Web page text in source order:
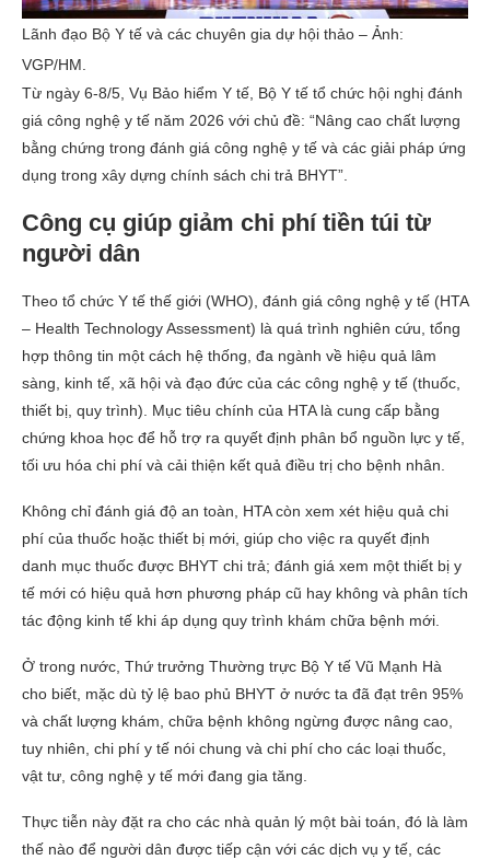
Lãnh đạo Bộ Y tế và các chuyên gia dự hội thảo – Ảnh:
VGP/HM.
Từ ngày 6-8/5, Vụ Bảo hiểm Y tế, Bộ Y tế tổ chức hội nghị đánh
giá công nghệ y tế năm 2026 với chủ đề: “Nâng cao chất lượng
bằng chứng trong đánh giá công nghệ y tế và các giải pháp ứng
dụng trong xây dựng chính sách chi trả BHYT”.
Công cụ giúp giảm chi phí tiền túi từ
người dân
Theo tổ chức Y tế thế giới (WHO), đánh giá công nghệ y tế (HTA
– Health Technology Assessment) là quá trình nghiên cứu, tổng
hợp thông tin một cách hệ thống, đa ngành về hiệu quả lâm
sàng, kinh tế, xã hội và đạo đức của các công nghệ y tế (thuốc,
thiết bị, quy trình). Mục tiêu chính của HTA là cung cấp bằng
chứng khoa học để hỗ trợ ra quyết định phân bổ nguồn lực y tế,
tối ưu hóa chi phí và cải thiện kết quả điều trị cho bệnh nhân.
Không chỉ đánh giá độ an toàn, HTA còn xem xét hiệu quả chi
phí của thuốc hoặc thiết bị mới, giúp cho việc ra quyết định
danh mục thuốc được BHYT chi trả; đánh giá xem một thiết bị y
tế mới có hiệu quả hơn phương pháp cũ hay không và phân tích
tác động kinh tế khi áp dụng quy trình khám chữa bệnh mới.
Ở trong nước, Thứ trưởng Thường trực Bộ Y tế Vũ Mạnh Hà
cho biết, mặc dù tỷ lệ bao phủ BHYT ở nước ta đã đạt trên 95%
và chất lượng khám, chữa bệnh không ngừng được nâng cao,
tuy nhiên, chi phí y tế nói chung và chi phí cho các loại thuốc,
vật tư, công nghệ y tế mới đang gia tăng.
Thực tiễn này đặt ra cho các nhà quản lý một bài toán, đó là làm
thế nào để người dân được tiếp cận với các dịch vụ y tế, các